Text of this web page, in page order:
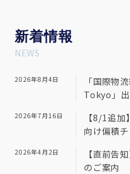
新着情報
NEWS
2026年8月4日
「国際物
Tokyo」
2026年7月16日
【8/1追
向け偏積
2026年4月2日
【直前告
のご案内